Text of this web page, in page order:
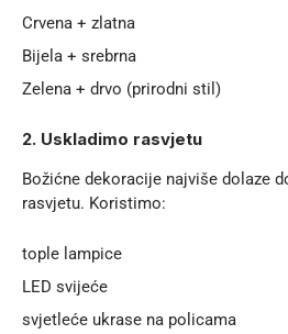
Crvena + zlatna
Bijela + srebrna
Zelena + drvo (prirodni stil)
2. Uskladimo rasvjetu
Božićne dekoracije najviše dolaze
rasvjetu. Koristimo:
tople lampice
LED svijeće
svjetleće ukrase na policama